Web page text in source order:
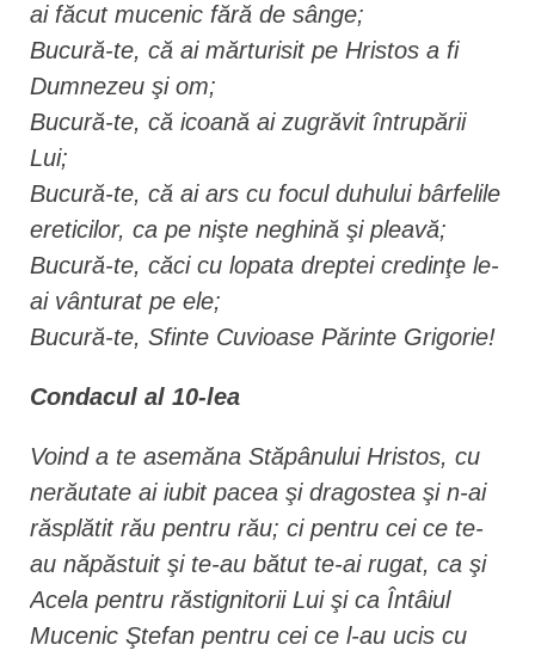
ai făcut mucenic fără de sânge;
Bucură-te, că ai mărturisit pe Hristos a fi
Dumnezeu şi om;
Bucură-te, că icoană ai zugrăvit întrupării
Lui;
Bucură-te, că ai ars cu focul duhului bârfelile
ereticilor, ca pe nişte neghină şi pleavă;
Bucură-te, căci cu lopata dreptei credinţe le-
ai vânturat pe ele;
Bucură-te, Sfinte Cuvioase Părinte Grigorie!
Condacul al 10-lea
Voind a te asemăna Stăpânului Hristos, cu
nerăutate ai iubit pacea şi dragostea şi n-ai
răsplătit rău pentru rău; ci pentru cei ce te-
au năpăstuit şi te-au bătut te-ai rugat, ca şi
Acela pentru răstignitorii Lui şi ca Întâiul
Mucenic Ştefan pentru cei ce l-au ucis cu